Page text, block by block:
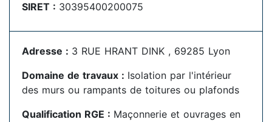
SIRET : 30395400200075
Adresse : 3 RUE HRANT DINK , 69285 Lyon
Domaine de travaux : Isolation par l'intérieur
des murs ou rampants de toitures ou plafonds
Qualification RGE : Maçonnerie et ouvrages en